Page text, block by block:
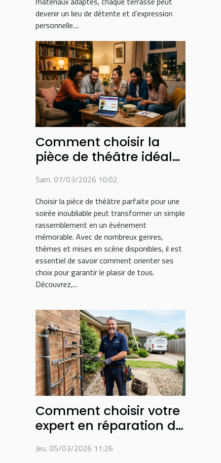
devenir un lieu de détente et d’expression
personnelle....
Comment choisir la
pièce de théâtre idéale
?
Sam. 07/03/2026 10:02
Choisir la pièce de théâtre parfaite pour une
soirée inoubliable peut transformer un simple
rassemblement en un événement
mémorable. Avec de nombreux genres,
thèmes et mises en scène disponibles, il est
essentiel de savoir comment orienter ses
choix pour garantir le plaisir de tous.
Découvrez,...
Comment choisir votre
expert en réparation de
Jeu. 05/03/2026 11:26